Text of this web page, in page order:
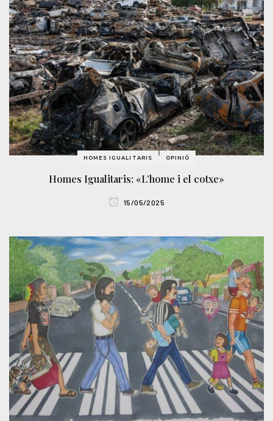
HOMES IGUALITARIS OPINIÓ
Homes Igualitaris: «L’home i el cotxe»
15/05/2025